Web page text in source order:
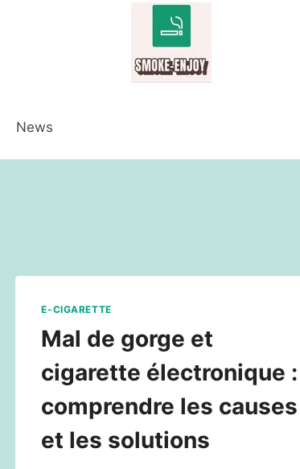
News
E-CIGARETTE
Mal de gorge et
cigarette électronique :
comprendre les causes
et les solutions